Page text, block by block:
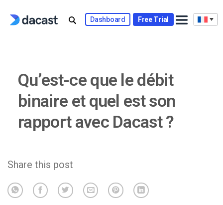
Dashboard Free Trial
Qu’est-ce que le débit
binaire et quel est son
rapport avec Dacast ?
Share this post